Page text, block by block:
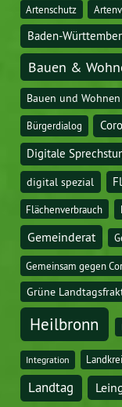
Artenschutz
Baden-
Bauen &
Bauen und Wohnen
Bürgerdialog
Digitale
digital spezial
Flächenverbrauch
Gemeinderat
Gemeinsam gegen
Grüne
Heilbronn
Integration
Landtag